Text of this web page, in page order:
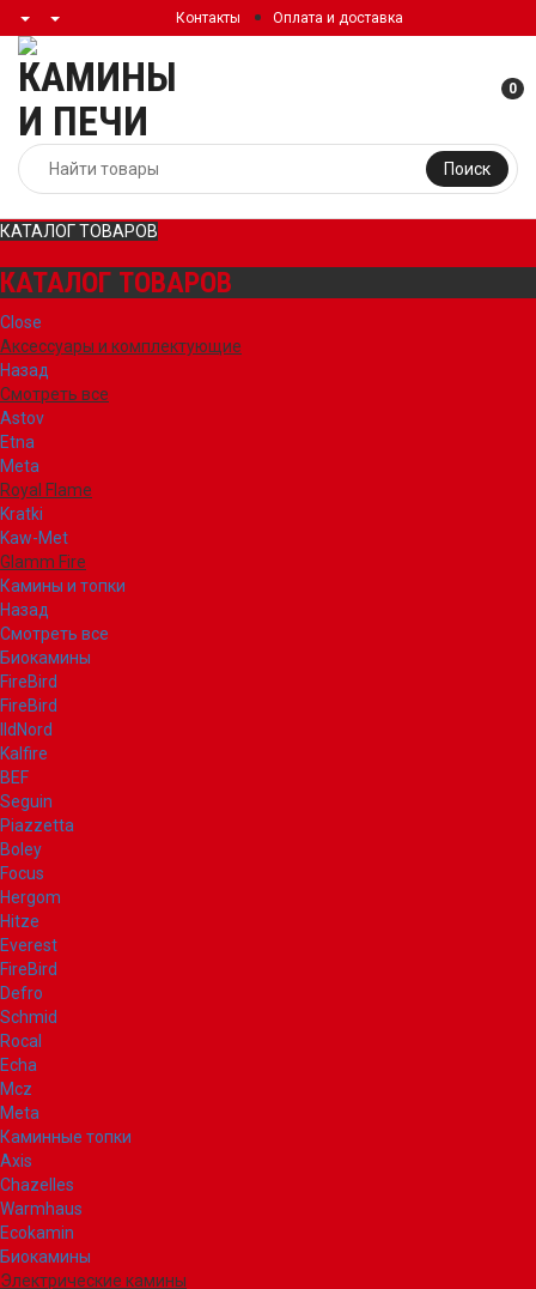
Контакты Оплата и доставка
Поиск
0
КАТАЛОГ ТОВАРОВ
КАТАЛОГ ТОВАРОВ
Close
Аксессуары и комплектующие
Назад
Смотреть все
Astov
Etna
Meta
Royal Flame
Kratki
Kaw-Met
Glamm Fire
Камины и топки
Назад
Смотреть все
Биокамины
FireBird
FireBird
IldNord
Kalfire
BEF
Seguin
Piazzetta
Boley
Focus
Hergom
Hitze
Everest
FireBird
Defro
Schmid
Rocal
Echa
Mcz
Meta
Каминные топки
Axis
Chazelles
Warmhaus
Ecokamin
Биокамины
Электрические камины